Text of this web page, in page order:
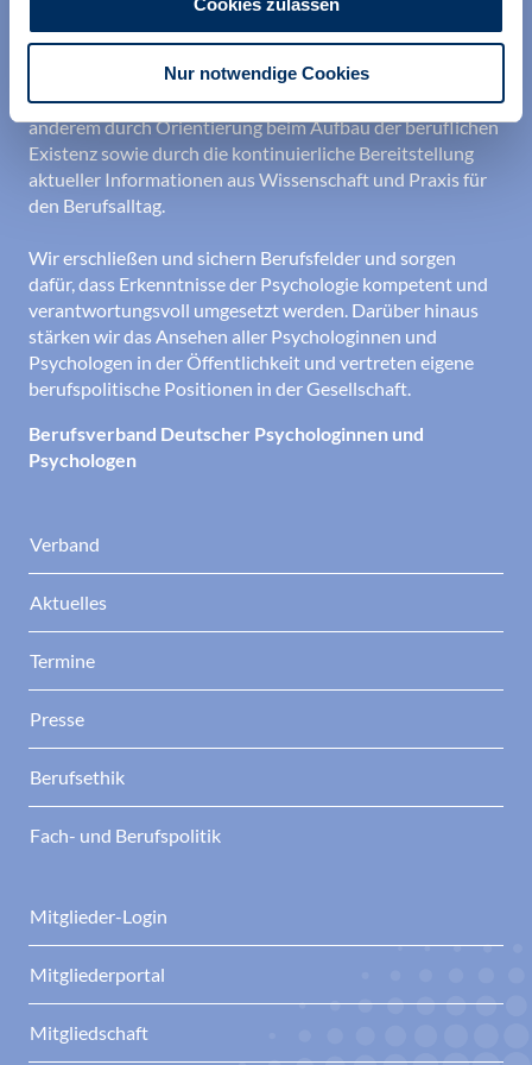
Nur notwendige Cookies
Wir unterstützen alle Psychologinnen und Psychologen in
ihrer Berufsausübung und bei der Festigung ihrer
professionellen Identität. Dies erreichen wir unter
anderem durch Orientierung beim Aufbau der beruflichen
Existenz sowie durch die kontinuierliche Bereitstellung
aktueller Informationen aus Wissenschaft und Praxis für
den Berufsalltag.
Wir erschließen und sichern Berufsfelder und sorgen
dafür, dass Erkenntnisse der Psychologie kompetent und
verantwortungsvoll umgesetzt werden. Darüber hinaus
stärken wir das Ansehen aller Psychologinnen und
Psychologen in der Öffentlichkeit und vertreten eigene
berufspolitische Positionen in der Gesellschaft.
Berufsverband Deutscher Psychologinnen und
Psychologen
Verband
Aktuelles
Termine
Presse
Berufsethik
Fach- und Berufspolitik
Mitglieder-Login
Mitgliederportal
Mitgliedschaft